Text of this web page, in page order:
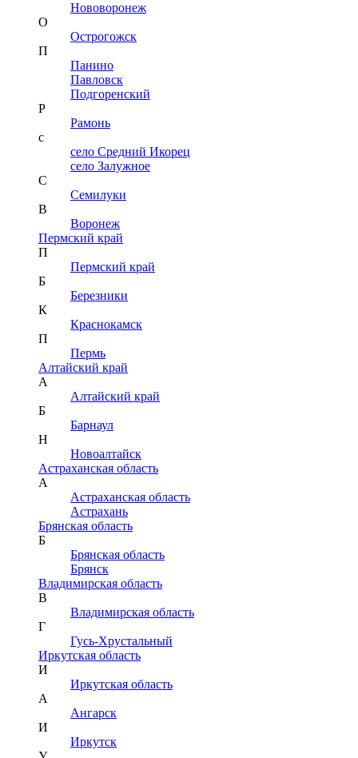
Нововоронеж
О
Острогожск
П
Панино
Павловск
Подгоренский
Р
Рамонь
с
село Средний Икорец
село Залужное
С
Семилуки
В
Воронеж
Пермский край
П
Пермский край
Б
Березники
К
Краснокамск
П
Пермь
Алтайский край
А
Алтайский край
Б
Барнаул
Н
Новоалтайск
Астраханская область
А
Астраханская область
Астрахань
Брянская область
Б
Брянская область
Брянск
Владимирская область
В
Владимирская область
Г
Гусь-Хрустальный
Иркутская область
И
Иркутская область
А
Ангарск
И
Иркутск